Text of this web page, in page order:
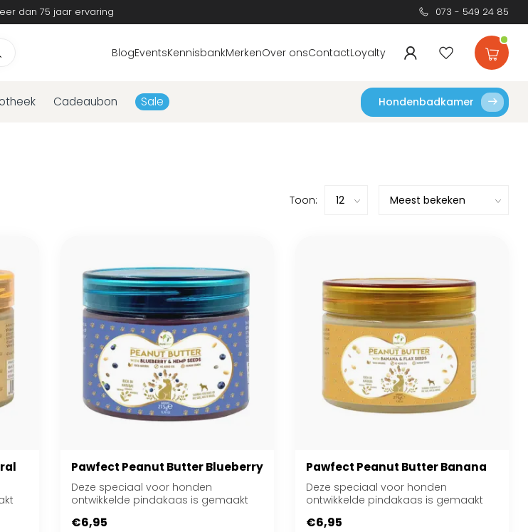
dan 75 jaar ervaring 073 - 549 24 85
BlogEventsKennisbankMerkenOver onsContactLoyalty
Cadeaubon Sale Hondenbadkamer
Toon:
Pawfect Peanut Butter Blueberry
Deze speciaal voor honden
ontwikkelde pindakaas is gemaakt
€6,95
Pawfect Peanut Butter Banana
Deze speciaal voor honden
ontwikkelde pindakaas is gemaakt
€6,95